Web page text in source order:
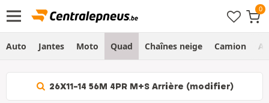
Auto Jantes Moto Quad Chaînes neige Camion
26X11-14 56M 4PR M+S Arrière (modifier)